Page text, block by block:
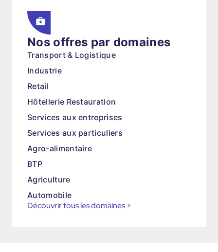
Nos offres par domaines
Transport & Logistique
Industrie
Retail
Hôtellerie Restauration
Services aux entreprises
Services aux particuliers
Agro-alimentaire
BTP
Agriculture
Automobile
Découvrir tous les domaines >